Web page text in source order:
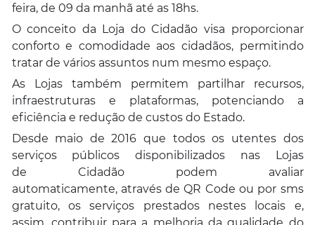
feira, de 09 da manhã até as 18hs.
O conceito da Loja do Cidadão visa proporcionar
conforto e comodidade aos cidadãos, permitindo
tratar de vários assuntos num mesmo espaço.
As Lojas também permitem partilhar recursos,
infraestruturas e plataformas, potenciando a
eficiência e redução de custos do Estado.
Desde maio de 2016 que todos os utentes dos
serviços públicos disponibilizados nas Lojas
de Cidadão podem avaliar
automaticamente, através de QR Code ou por sms
gratuito, os serviços prestados nestes locais e,